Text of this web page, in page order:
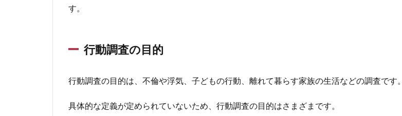
く
理
2.1
す。
行動調査の目的
行動調査の目的は、不倫や浮気、子どもの行動、離れて暮らす家族の生活などの調査です。
具体的な定義が定められていないため、行動調査の目的はさまざまです。